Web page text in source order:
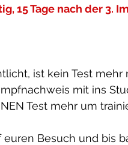
15 Tage nach der 3.
ist kein Test mehr
mit ins
Test mehr um
Besuch und bis